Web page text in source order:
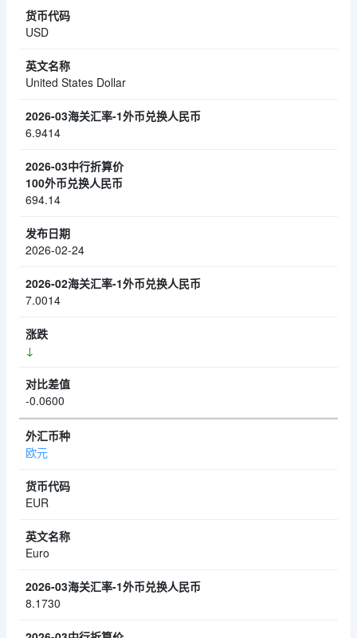
USD
United States Dollar
6.9414
694.14
2026-02-24
7.0014
↓
-0.0600
欧元
EUR
Euro
8.1730